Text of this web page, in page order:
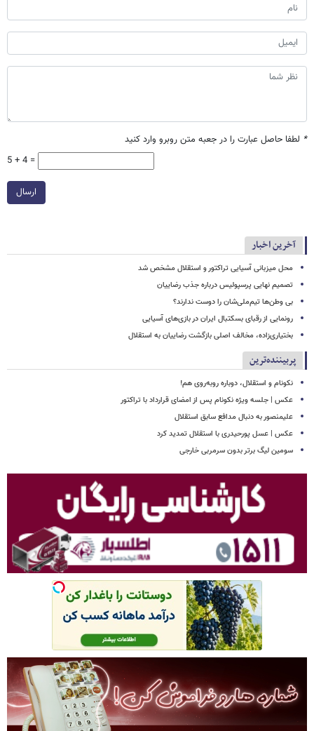
* لطفا حاصل عبارت را در جعبه متن روبرو وارد کنید
5 + 4 =
ارسال
آخرین اخبار
محل میزبانی آسیایی تراکتور و استقلال مشخص شد
تصمیم نهایی پرسپولیس درباره جذب رضاییان
بی وطن‌ها تیم‌ملی‌شان را دوست ندارند؟
رونمایی از رقبای بسکتبال ایران در بازی‌های آسیایی
بختیاری‌زاده، مخالف اصلی بازگشت رضاییان به استقلال
پربیننده‌ترین
نکونام و استقلال، دوباره روبه‌روی هم!
عکس | جلسه ویژه نکونام پس از امضای قرارداد با تراکتور
علیمنصور به دنبال مدافع سابق استقلال
عکس | عسل پورحیدری با استقلال تمدید کرد
سومین لیگ برتر بدون سرمربی خارجی